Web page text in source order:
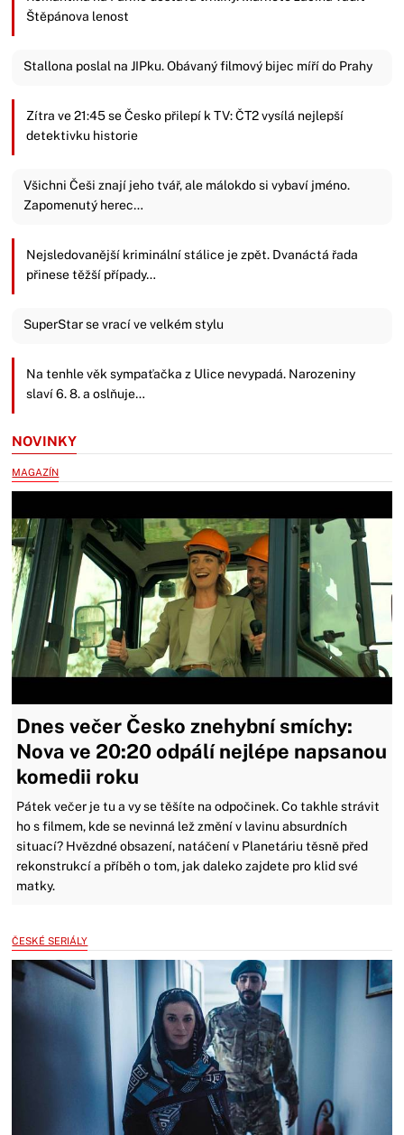
Štěpánova lenost
Stallona poslal na JIPku. Obávaný filmový bijec míří do Prahy
Zítra ve 21:45 se Česko přilepí k TV: ČT2 vysílá nejlepší
detektivku historie
Všichni Češi znají jeho tvář, ale málokdo si vybaví jméno.
Zapomenutý herec…
Nejsledovanější kriminální stálice je zpět. Dvanáctá řada
přinese těžší případy…
SuperStar se vrací ve velkém stylu
Na tenhle věk sympaťačka z Ulice nevypadá. Narozeniny
slaví 6. 8. a oslňuje…
NOVINKY
MAGAZÍN
Dnes večer Česko znehybní smíchy:
Nova ve 20:20 odpálí nejlépe napsanou
komedii roku
Pátek večer je tu a vy se těšíte na odpočinek. Co takhle strávit
ho s filmem, kde se nevinná lež změní v lavinu absurdních
situací? Hvězdné obsazení, natáčení v Planetáriu těsně před
rekonstrukcí a příběh o tom, jak daleko zajdete pro klid své
matky.
ČESKÉ SERIÁLY